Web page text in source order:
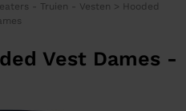
- Truien - Vesten >
Hooded
Vest Dames -